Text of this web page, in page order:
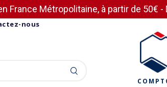
France Métropolitaine, à partir de
nous